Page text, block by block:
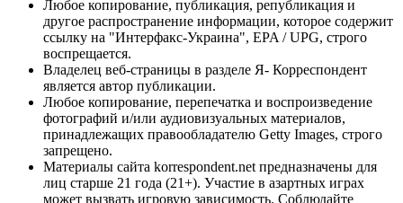
Любое копирование, публикация, републикация и
другое распространение информации, которое содержит
ссылку на "Интерфакс-Украина", EPA / UPG, строго
воспрещается.
Владелец веб-страницы в разделе Я- Корреспондент
является автор публикации.
Любое копирование, перепечатка и воспроизведение
фотографий и/или аудиовизуальных материалов,
принадлежащих правообладателю Getty Images, строго
запрещено.
Материалы сайта korrespondent.net предназначены для
лиц старше 21 года (21+). Участие в азартных играх
может вызвать игровую зависимость. Соблюдайте